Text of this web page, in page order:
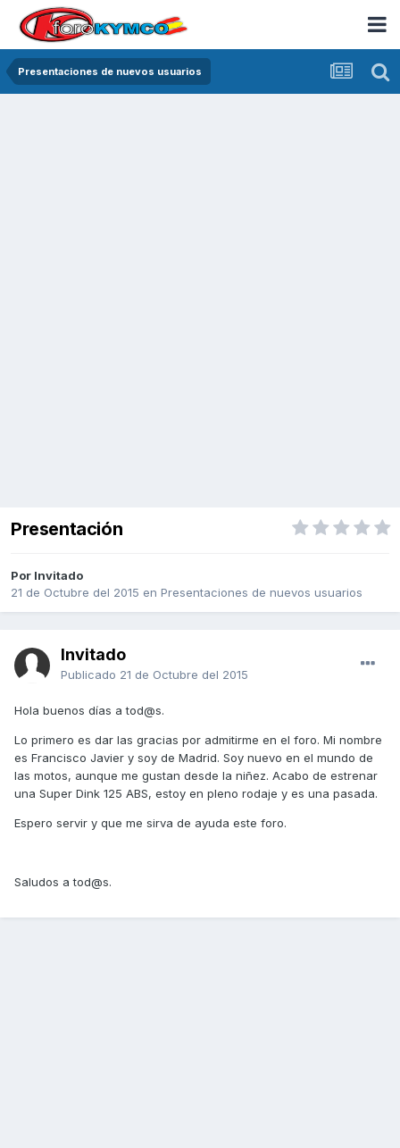
Presentaciones de nuevos usuarios
Presentación
Por Invitado
21 de Octubre del 2015 en Presentaciones de nuevos usuarios
Invitado
Publicado 21 de Octubre del 2015
Hola buenos días a tod@s.
Lo primero es dar las gracias por admitirme en el foro. Mi nombre
es Francisco Javier y soy de Madrid. Soy nuevo en el mundo de
las motos, aunque me gustan desde la niñez. Acabo de estrenar
una Super Dink 125 ABS, estoy en pleno rodaje y es una pasada.
Espero servir y que me sirva de ayuda este foro.
Saludos a tod@s.